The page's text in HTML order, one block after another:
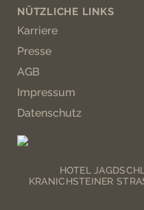
NÜTZLICHE LINKS
Karriere
Presse
AGB
Impressum
Datenschutz
HOTEL
KRANICHSTEINER